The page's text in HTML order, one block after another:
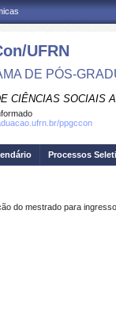
UFRN
DE PÓS-
CIÊNCIAS SOCIAIS
ppgccon
Processos
do mestrado para